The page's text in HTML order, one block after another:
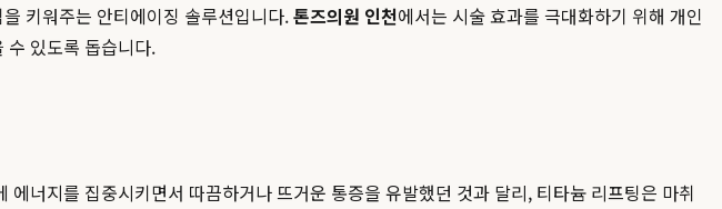
키워주는 안티에이징 솔루션입니다.톤즈의원 인천에서는 시술 효과를 극대화하기 위해 개인
수 있도록 돕습니다.
너지를 집중시키면서 따끔하거나 뜨거운 통증을 유발했던 것과 달리, 티타늄 리프팅은 마취